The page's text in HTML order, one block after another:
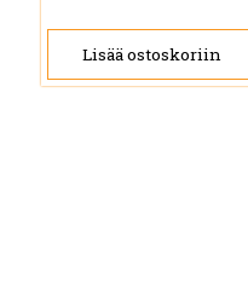
Lisää ostoskoriin